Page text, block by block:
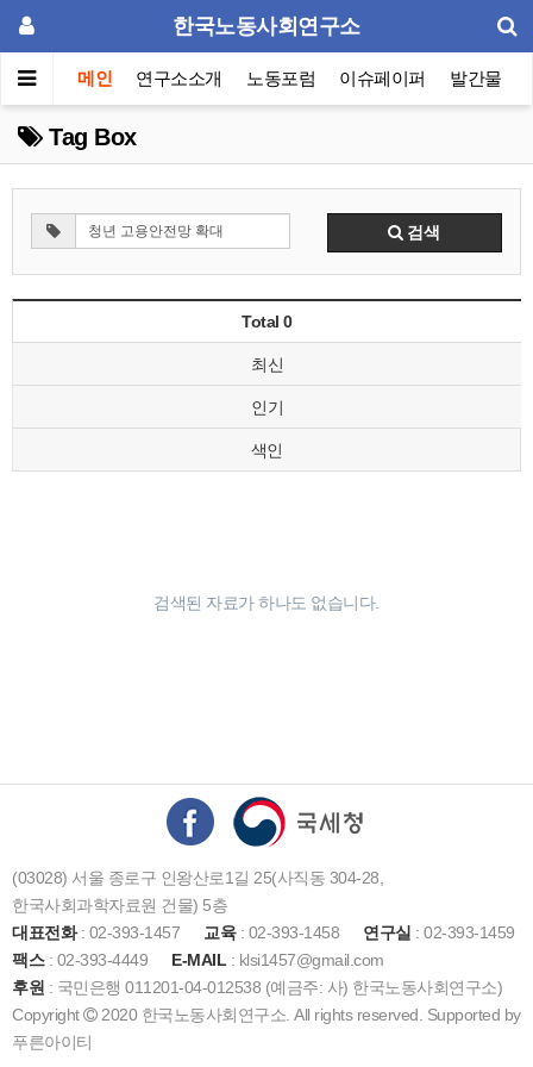
한국노동사회연구소
메인 연구소소개 노동포럼 이슈페이퍼 발간물
Tag Box
검색
Total 0
최신
인기
색인
검색된 자료가 하나도 없습니다.
(03028) 서울 종로구 인왕산로1길 25(사직동 304-28,
한국사회과학자료원 건물) 5층
대표전화: 02-393-1457 교육: 02-393-1458 연구실 : 02-393-1459
팩스: 02-393-4449 E-MAIL : klsi1457@gmail.com
후원 : 국민은행 011201-04-012538 (예금주: 사) 한국노동사회연구소)
Copyright
2020 한국노동사회연구소. All rights reserved. Supported by
푸른아이티